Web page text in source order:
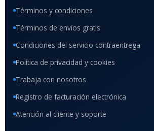
Términos y condiciones
Términos de envíos gratis
Condiciones del servicio contraentrega
Política de privacidad y cookies
Trabaja con nosotros
Registro de facturación electrónica
Atención al cliente y soporte